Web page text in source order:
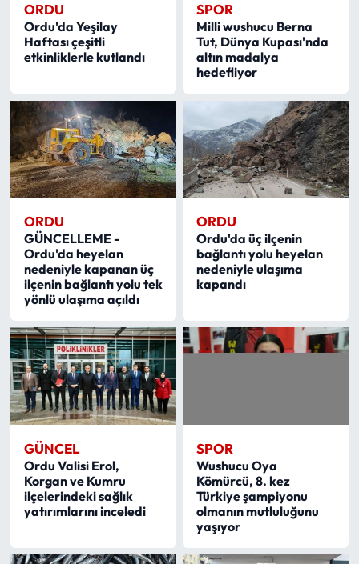
ORDU
Ordu'da Yeşilay
Haftası çeşitli
etkinliklerle kutlandı
SPOR
Milli wushucu Berna
Tut, Dünya Kupası'nda
altın madalya
hedefliyor
ORDU
GÜNCELLEME -
Ordu'da heyelan
nedeniyle kapanan üç
ilçenin bağlantı yolu tek
yönlü ulaşıma açıldı
ORDU
Ordu'da üç ilçenin
bağlantı yolu heyelan
nedeniyle ulaşıma
kapandı
GÜNCEL
Ordu Valisi Erol,
Korgan ve Kumru
ilçelerindeki sağlık
yatırımlarını inceledi
SPOR
Wushucu Oya
Kömürcü, 8. kez
Türkiye şampiyonu
olmanın mutluluğunu
yaşıyor
Magazin
Mecitözü Haberleri
Oğuzlar Haberleri
Ortaköy Haberleri
Osmancık Haberleri
Otomotiv
Resmi İlan
Resmi Reklam
Sağlık
Siyaset
Spor
Sungurlu Haberleri
Turizm